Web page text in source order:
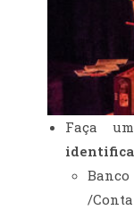
Faça
/